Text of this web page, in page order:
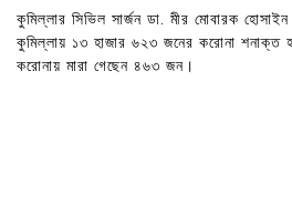
কুমিল্লার সিভিল সার্জন ডা. মীর মোবারক
কুমিল্লায় ১৩ হাজার ৬২৩ জনের করোনা শনাক্ত
করোনায় মারা গেছেন ৪৬৩ জন।